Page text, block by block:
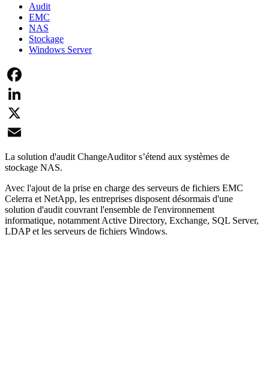
Audit
EMC
NAS
Stockage
Windows Server
Facebook
LinkedIn
X
Email
La solution d'audit ChangeAuditor s’étend aux systèmes de
stockage NAS.
Avec l'ajout de la prise en charge des serveurs de fichiers EMC
Celerra et NetApp, les entreprises disposent désormais d'une
solution d'audit couvrant l'ensemble de l'environnement
informatique, notamment Active Directory, Exchange, SQL Server,
LDAP et les serveurs de fichiers Windows.